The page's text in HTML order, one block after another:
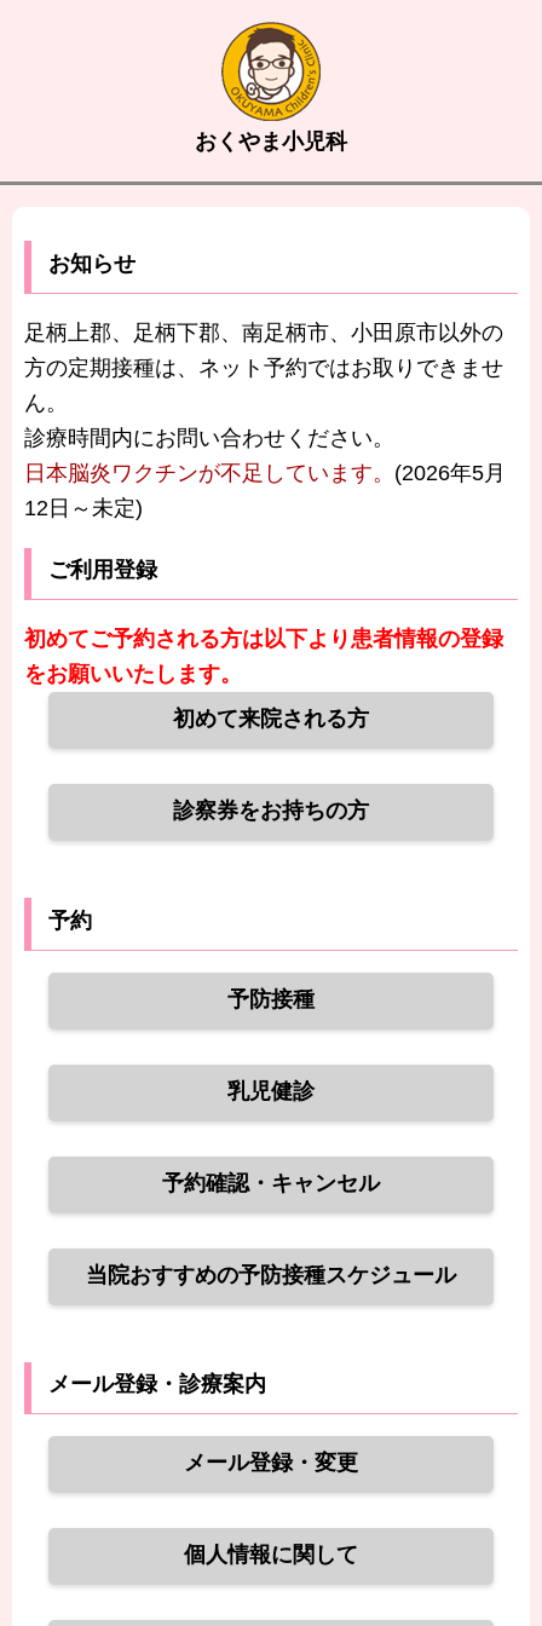
おくやま小児科
お知らせ
足柄上郡、足柄下郡、南足柄市、小田原市以外の
方の定期接種は、ネット予約ではお取りできませ
ん。
診療時間内にお問い合わせください。
日本脳炎ワクチンが不足しています。 (2026年5月
12日～未定)
ご利用登録
初めてご予約される方は以下より患者情報の登録
をお願いいたします。
初めて来院される方
診察券をお持ちの方
予約
予防接種
乳児健診
予約確認・キャンセル
当院おすすめの予防接種スケジュール
メール登録・診療案内
メール登録・変更
個人情報に関して